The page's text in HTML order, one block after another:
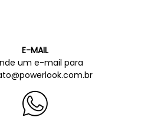
E-MAIL
um e-mail para